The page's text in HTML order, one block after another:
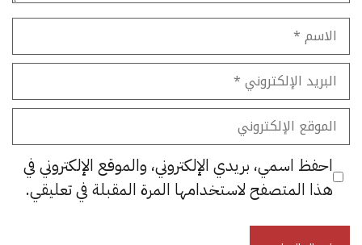
الاسم
البريد
الإلكتروني
الموقع
الإلكتروني
احفظ اسمي، بريدي الإلكتروني، والموقع الإلكتروني في
هذا المتصفح لاستخدامها المرة المقبلة في تعليقي.